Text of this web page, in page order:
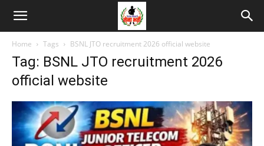
Home Tags BSNL JTO recruitment 2026 official website
Tag: BSNL JTO recruitment 2026
official website